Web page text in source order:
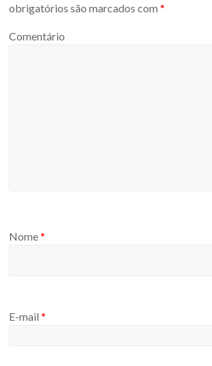
obrigatórios são marcados com*
Comentário
Nome*
E-mail*